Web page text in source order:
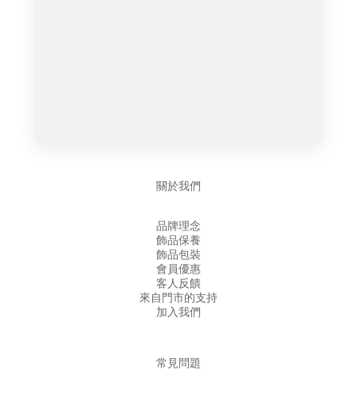
關於我們
品牌理念
飾品保養
飾品包裝
會員優惠
客人反饋
來自門市的支持
加入我們
常見問題